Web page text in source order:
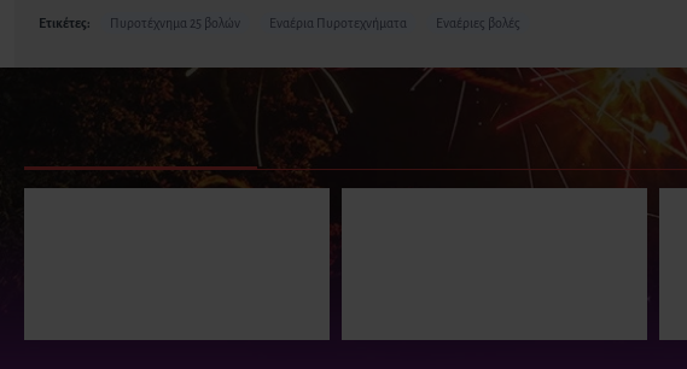
Ετικέτες: Πυροτέχνημα 25 βολών Εναέρια Πυροτεχνήματα Εναέριες βολές
ΠΑΡΟΜΟΙΑ ΠΡΟΪΟΝΤΑ ΕΙΔΑΤΕ ΠΡΟΣΦΑΤΑ ΕΙΔΑΝ ΟΙ ΠΕΡΙΣΣΟΤΕΡΟΙ